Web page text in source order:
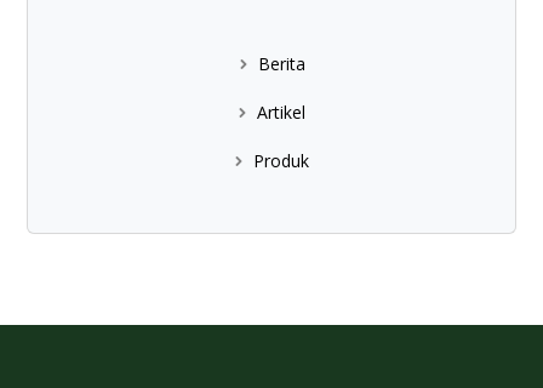
Berita
Artikel
Produk